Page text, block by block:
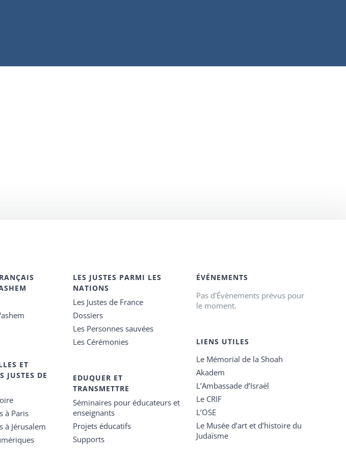
ET
JUSTES DE
à Paris
à Jérusalem
LES JUSTES PARMI LES
NATIONS
Les Justes de France
Dossiers
Les Personnes sauvées
Les Cérémonies
EDUQUER ET
TRANSMETTRE
Séminaires pour éducateurs et
enseignants
Projets éducatifs
Supports
ÉVÉNEMENTS
Pas d'Évènements prévus pour
le moment.
LIENS UTILES
Le Mémorial de la Shoah
Akadem
L’Ambassade d’Israël
Le CRIF
L’OSE
Le Musée d’art et d’histoire du
Judaïsme